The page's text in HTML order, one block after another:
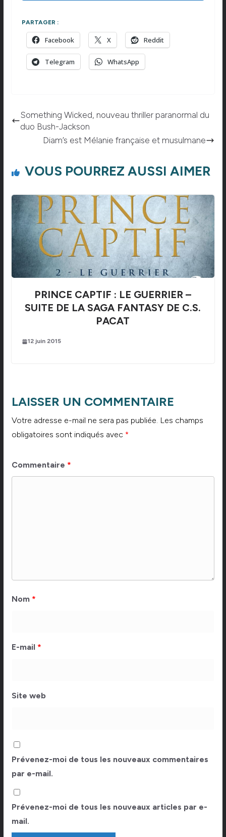
PARTAGER :
Facebook X Reddit
Telegram WhatsApp
Something Wicked, nouveau thriller paranormal du
duo Bush-Jackson
Diam’s est Mélanie française et musulmane
VOUS POURREZ AUSSI AIMER
PRINCE CAPTIF : LE GUERRIER –
SUITE DE LA SAGA FANTASY DE C.S.
PACAT
12 juin 2015
LAISSER UN COMMENTAIRE
Votre adresse e-mail ne sera pas publiée. Les champs
obligatoires sont indiqués avec *
Commentaire *
Nom *
E-mail *
Site web
Prévenez-moi de tous les nouveaux commentaires
par e-mail.
Prévenez-moi de tous les nouveaux articles par e-
mail.